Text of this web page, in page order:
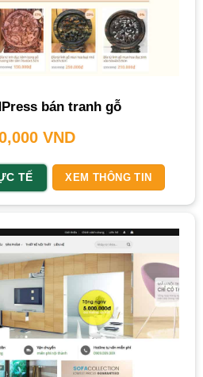
bán tranh gỗ
VND
TẾ XEM THÔNG TIN